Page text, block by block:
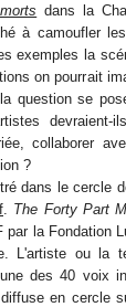
dans la
à camoufler
exemples la
on pourrait
question se
collaborer
?
dans le cercle
The Forty Part
par la Fondation
L'artiste ou la
des 40 voix
en cercle